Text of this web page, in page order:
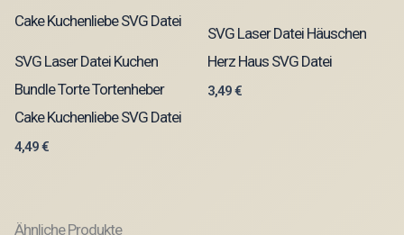
SVG Laser Datei Kuchen
Bundle Torte Tortenheber
Cake Kuchenliebe SVG Datei
4,49€
SVG Laser Datei Häuschen
Herz Haus SVG Datei
3,49€
Ähnliche Produkte